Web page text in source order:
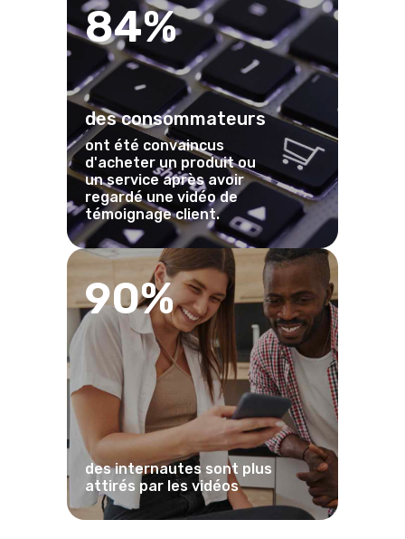
84%
des consommateurs
ont été convaincus
d'acheter un produit ou
un service après avoir
regardé une vidéo de
témoignage client.
90%
des internautes sont plus
attirés par les vidéos